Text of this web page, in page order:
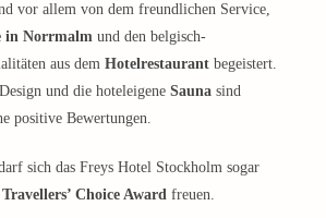
vor allem von dem freundlichen Service,
in Norrmalm und den belgisch-
aus dem Hotelrestaurant begeistert.
und die hoteleigene Sauna sind
positive Bewertungen.
sich das Freys Hotel Stockholm sogar
Travellers’ Choice Award freuen.